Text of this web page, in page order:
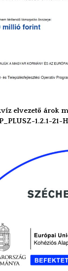
elvezető árok
1.2.1-21-